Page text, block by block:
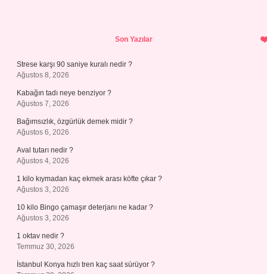
Son Yazılar
Strese karşı 90 saniye kuralı nedir ?
Ağustos 8, 2026
Kabağın tadı neye benziyor ?
Ağustos 7, 2026
Bağımsızlık, özgürlük demek midir ?
Ağustos 6, 2026
Aval tutarı nedir ?
Ağustos 4, 2026
1 kilo kıymadan kaç ekmek arası köfte çıkar ?
Ağustos 3, 2026
10 kilo Bingo çamaşır deterjanı ne kadar ?
Ağustos 3, 2026
1 oktav nedir ?
Temmuz 30, 2026
İstanbul Konya hızlı tren kaç saat sürüyor ?